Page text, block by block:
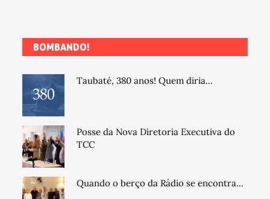
BOMBANDO!
Taubaté, 380 anos! Quem diria...
Posse da Nova Diretoria Executiva do
TCC
Quando o berço da Rádio se encontra...